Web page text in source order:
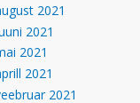
2021
2021
2021
2021
2021